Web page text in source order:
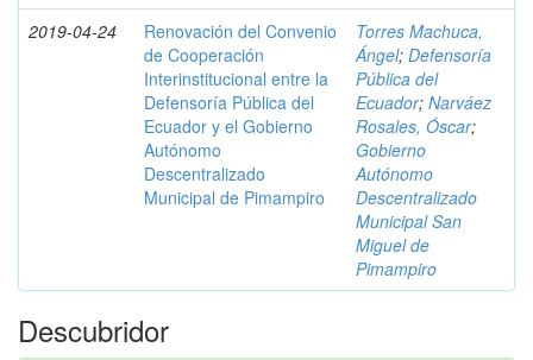
2019-04-24
Renovación del Convenio
de Cooperación
Interinstitucional entre la
Defensoría Pública del
Ecuador y el Gobierno
Autónomo
Descentralizado
Municipal de Pimampiro
Torres Machuca,
Ángel; Defensoría
Pública del
Ecuador; Narváez
Rosales, Óscar;
Gobierno
Autónomo
Descentralizado
Municipal San
Miguel de
Pimampiro
Descubridor